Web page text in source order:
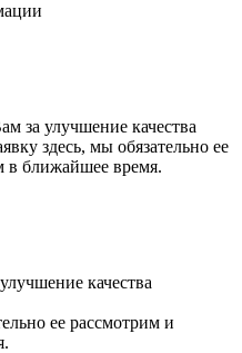
за улучшение качества
здесь, мы обязательно ее
в ближайшее время.
качества
ее рассмотрим и